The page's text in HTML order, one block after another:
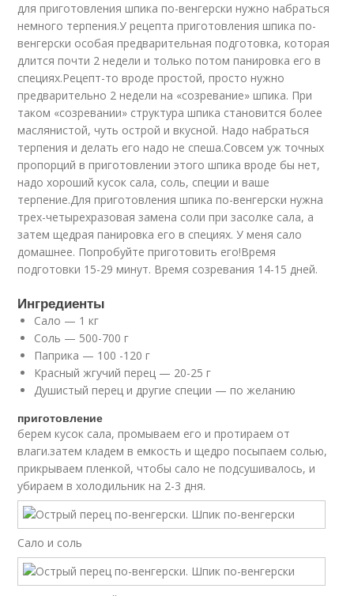
для приготовления шпика по-венгерски нужно набраться
немного терпения.У рецепта приготовления шпика по-
венгерски особая предварительная подготовка, которая
длится почти 2 недели и только потом панировка его в
специях.Рецепт-то вроде простой, просто нужно
предварительно 2 недели на «созревание» шпика. При
таком «созревании» структура шпика становится более
маслянистой, чуть острой и вкусной. Надо набраться
терпения и делать его надо не спеша.Совсем уж точных
пропорций в приготовлении этого шпика вроде бы нет,
надо хороший кусок сала, соль, специи и ваше
терпение.Для приготовления шпика по-венгерски нужна
трех-четырехразовая замена соли при засолке сала, а
затем щедрая панировка его в специях. У меня сало
домашнее. Попробуйте приготовить его!Время
подготовки 15-29 минут. Время созревания 14-15 дней.
Ингредиенты
Сало — 1 кг
Соль — 500-700 г
Паприка — 100 -120 г
Красный жгучий перец — 20-25 г
Душистый перец и другие специи — по желанию
приготовление
берем кусок сала, промываем его и протираем от
влаги.затем кладем в емкость и щедро посыпаем солью,
прикрываем пленкой, чтобы сало не подсушивалось, и
убираем в холодильник на 2-3 дня.
Сало и соль